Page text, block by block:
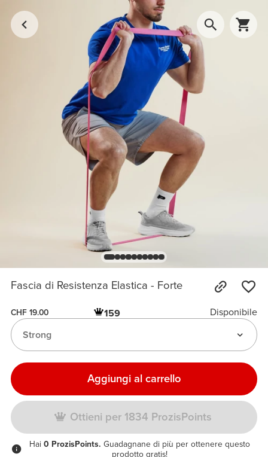
Fascia di Resistenza Elastica - Forte
CHF 19.00 159
Disponibile
Strong
Aggiungi al carrello
Ottieni per 1834 ProzisPoints
Hai 0 ProzisPoints. Guadagnane di più per ottenere questo
prodotto gratis!